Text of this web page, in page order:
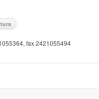
fax 2421055494